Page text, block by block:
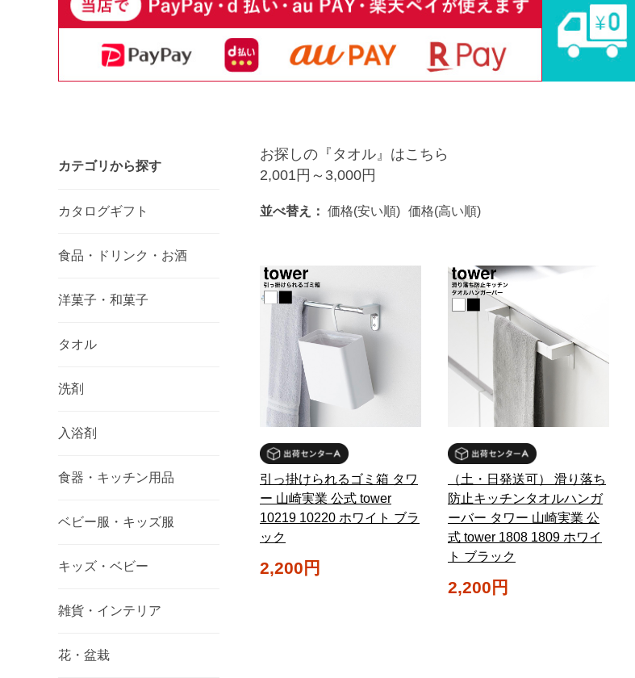
カテゴリから探す
カタログギフト
食品・ドリンク・お酒
洋菓子・和菓子
タオル
洗剤
入浴剤
食器・キッチン用品
ベビー服・キッズ服
キッズ・ベビー
雑貨・インテリア
花・盆栽
お探しの『タオル』はこちら
2,001円～3,000円
並べ替え： 価格(安い順) 価格(高い順)
引っ掛けられるゴミ箱 タワ
ー 山崎実業 公式 tower
10219 10220 ホワイト ブラ
ック
2,200円
（土・日発送可） 滑り落ち
防止キッチンタオルハンガ
ーバー タワー 山崎実業 公
式 tower 1808 1809 ホワイ
ト ブラック
2,200円